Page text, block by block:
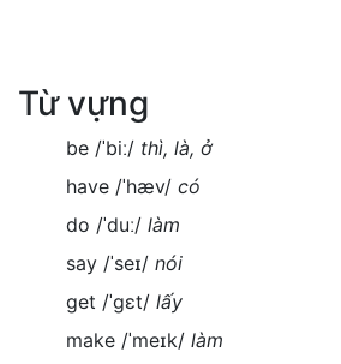
Từ vựng
be /ˈbiː/ thì, là, ở
have /ˈhæv/ có
do /ˈduː/ làm
say /ˈseɪ/ nói
get /ˈgɛt/ lấy
make /ˈmeɪk/ làm